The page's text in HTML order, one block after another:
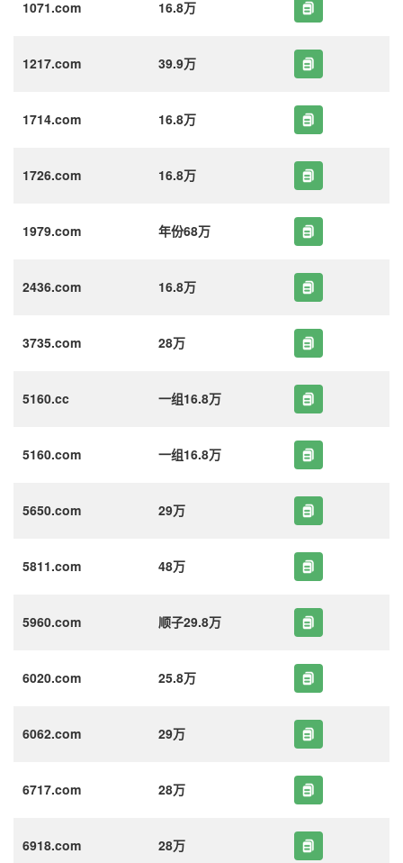
1071.com 16.8万
1217.com 39.9万
1714.com 16.8万
1726.com 16.8万
1979.com 年份68万
2436.com 16.8万
3735.com 28万
5160.cc 一组16.8万
5160.com 一组16.8万
5650.com 29万
5811.com 48万
5960.com 顺子29.8万
6020.com 25.8万
6062.com 29万
6717.com 28万
6918.com 28万